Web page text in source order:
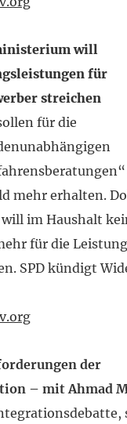
will
für
streichen
für die
mehr erhalten.
will im Haushalt
für die
SPD kündigt
der
– mit Ahmad